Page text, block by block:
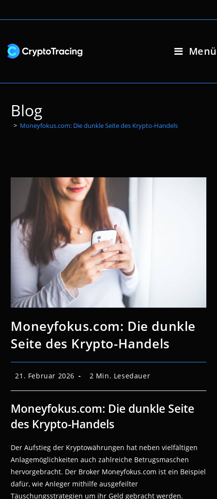
Inhalt
Menü
Blog
> Moneyfokus.com: Die dunkle Seite des Krypto-Handels
Moneyfokus.com: Die dunkle
Seite des Krypto-Handels
Beitrag
21. Februar 2026 Lesedauer:
2 Min. Lesedauer
Moneyfokus.com: Die dunkle Seite
des Krypto-Handels
Der Aufstieg der Kryptowährungen hat neben vielfältigen
Anlagemöglichkeiten auch zahlreiche Betrugsmaschen
hervorgebracht. Der Broker Moneyfokus.com ist ein Beispiel
dafür, wie Anleger mithilfe ausgefeilter
Täuschungsstrategien um ihr Geld gebracht werden.